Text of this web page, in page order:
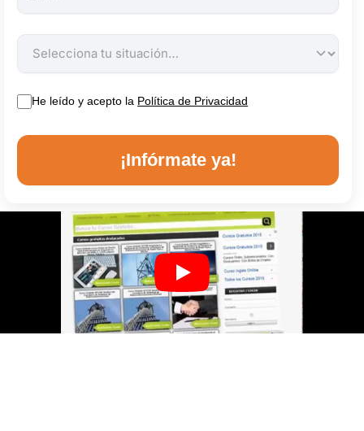
He leído y acepto la Política de Privacidad
¡Infórmate ya!